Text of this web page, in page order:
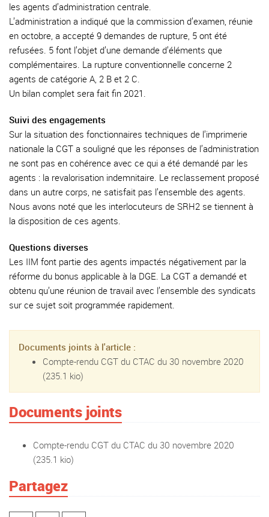
les agents d’administration centrale.
L’administration a indiqué que la commission d’examen, réunie
en octobre, a accepté 9 demandes de rupture, 5 ont été
refusées. 5 font l’objet d’une demande d’éléments que
complémentaires. La rupture conventionnelle concerne 2
agents de catégorie A, 2 B et 2 C.
Un bilan complet sera fait fin 2021.
Suivi des engagements
Sur la situation des fonctionnaires techniques de l’imprimerie
nationale la CGT a souligné que les réponses de l’administration
ne sont pas en cohérence avec ce qui a été demandé par les
agents : la revalorisation indemnitaire. Le reclassement proposé
dans un autre corps, ne satisfait pas l’ensemble des agents.
Nous avons noté que les interlocuteurs de SRH2 se tiennent à
la disposition de ces agents.
Questions diverses
Les IIM font partie des agents impactés négativement par la
réforme du bonus applicable à la DGE. La CGT a demandé et
obtenu qu’une réunion de travail avec l’ensemble des syndicats
sur ce sujet soit programmée rapidement.
Documents joints à l'article :
Compte-rendu CGT du CTAC du 30 novembre 2020
(235.1 kio)
Documents joints
Compte-rendu CGT du CTAC du 30 novembre 2020
(235.1 kio)
Partagez